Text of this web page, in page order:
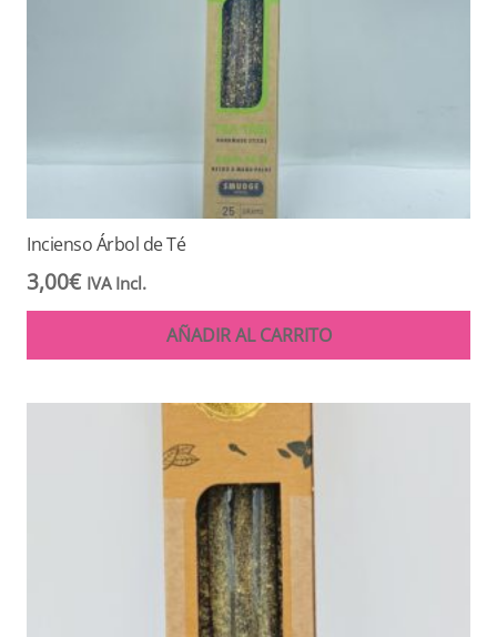
Incienso Árbol de Té
3,00€ IVA Incl.
AÑADIR AL CARRITO